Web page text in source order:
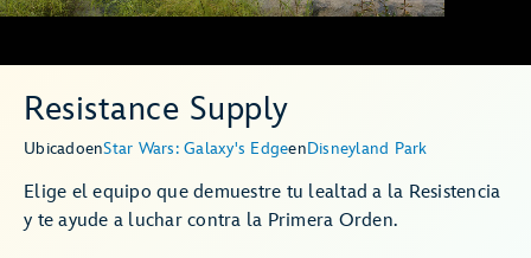
Resistance Supply
UbicadoenStar Wars: Galaxy's EdgeenDisneyland Park
Elige el equipo que demuestre tu lealtad a la Resistencia
y te ayude a luchar contra la Primera Orden.